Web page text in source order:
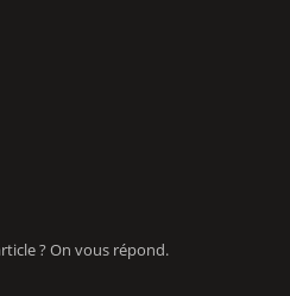
? On vous répond.